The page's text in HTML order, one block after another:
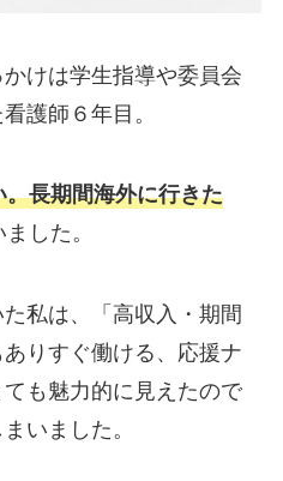
けは学生指導や委員会
護師６年目。
長期間海外に行きた
した。
私は、「高収入・期間
りすぐ働ける、応援ナ
も魅力的に見えたので
いました。